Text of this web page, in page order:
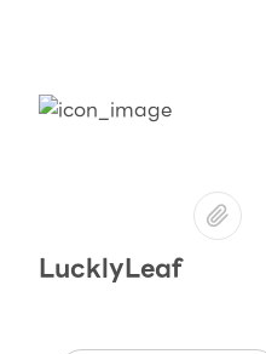
LucklyLeaf